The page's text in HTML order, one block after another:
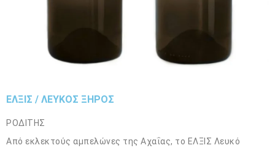
ΕΛΞΙΣ / ΛΕΥΚΟΣ ΞΗΡΟΣ
ΡΟΔΙΤΗΣ
Από εκλεκτούς αμπελώνες της Αχαΐας, το ΕΛΞΙΣ Λευκό